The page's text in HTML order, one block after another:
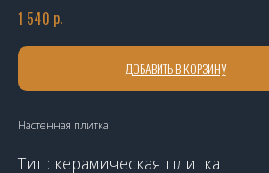
1 540 р.
ДОБАВИТЬ В КОРЗИНУ
Настенная плитка
Тип: керамическая плитка